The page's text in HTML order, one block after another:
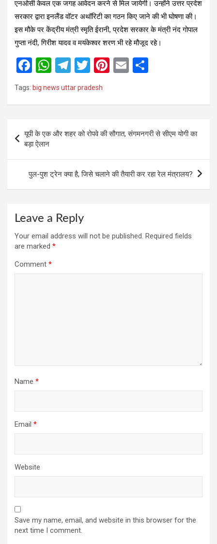
एनओसी केवल एक जगह आवेदन करने से मिल जायेगी। उन्होंने उत्तर प्रदेश
सरकार द्वारा इनलैंड वॉटर अथॉरिटी का गठन किए जाने की भी घोषणा की।
इस मौके पर केंद्रीय मंत्री स्मृति ईरानी, प्रदेश सरकार के मंत्री नंद गोपाल
गुप्ता नंदी, गिरीश यादव व मयंकेश्वर शरण भी रहे मौजूद रहे।
F
a
ce
o
o
k
W
at
A
p
T
e
a
m
T
wi
tt
Pi
t
E
Tags: big news uttar pradesh
navigation
यूपी के एक और शहर को रोपवे की सौगात, संगमनगरी से सीएम योगी का
बड़ा ऐलान
पुल-पुश ट्रेन क्या है, जिसे चलाने की तैयारी कर रहा रेल मंत्रालय?
Leave a Reply
Your email address will not be published. Required fields
are marked *
Comment *
Name *
Email *
Website
Save my name, email, and website in this browser for the
next time I comment.